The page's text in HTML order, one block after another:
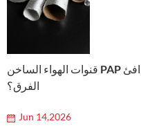
قنوات الهواء الساخن PAP مقابل قنوات الهواء الدافئ APK: ما
الفرق؟
Jun 14,2026